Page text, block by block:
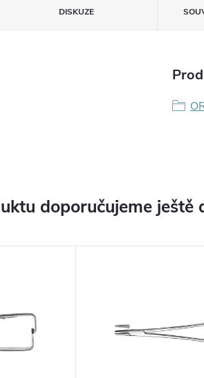
DISKUZE
doporučujeme ještě